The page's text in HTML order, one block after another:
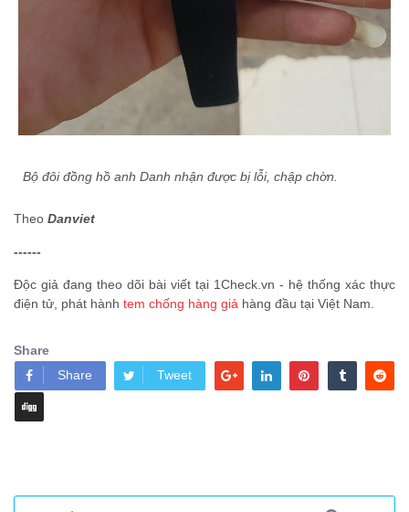
Bộ đôi đồng hồ anh Danh nhận được bị lỗi, chập chờn.
Theo Danviet
------
Độc giả đang theo dõi bài viết tại 1Check.vn - hệ thống xác thực
điện tử, phát hành tem chống hàng giả hàng đầu tại Việt Nam.
Share
Share
Tweet